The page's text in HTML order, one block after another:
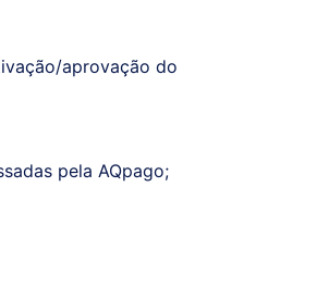
aprovação do
pela AQpago;